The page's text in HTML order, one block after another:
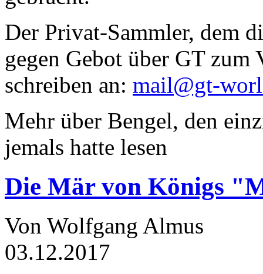
Der Privat-Sammler, dem
gegen Gebot über GT zum
schreiben an: mail@gt-
Mehr über Bengel, den
jemals hatte lesen
Die Mär von Königs
Von Wolfgang Almus
03.12.2017